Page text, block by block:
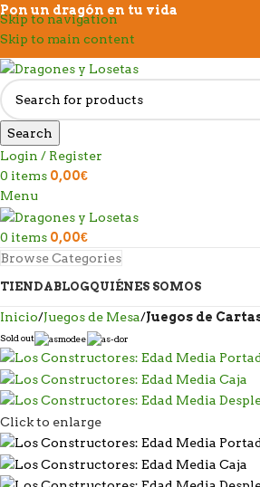
Skip to navigation
Skip to main content
Pon un dragón en tu vida
Search
Login / Register
0 items 0,00€
Menu
0 items 0,00€
Browse Categories
TIENDABLOGQUIÉNES SOMOS
Inicio Juegos de Mesa Juegos de
Sold out
Click to enlarge